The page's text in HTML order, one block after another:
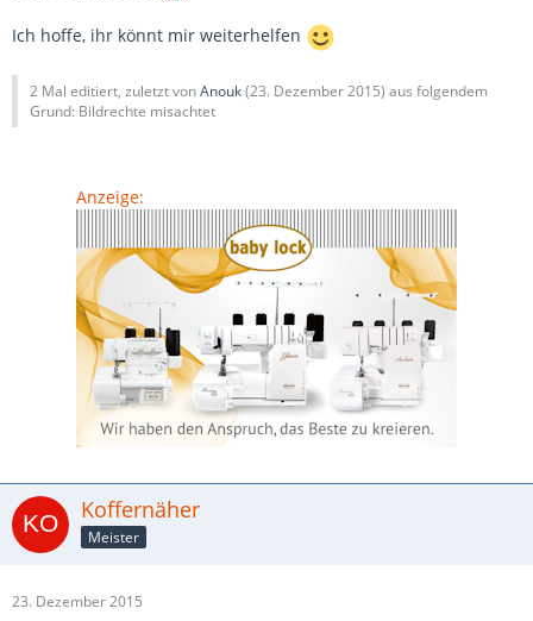
Ich hoffe, ihr könnt mir weiterhelfen
2 Mal editiert, zuletzt vonAnouk(23. Dezember 2015) aus folgendem
Grund: Bildrechte misachtet
Anzeige:
Koffernäher
Meister
23. Dezember 2015